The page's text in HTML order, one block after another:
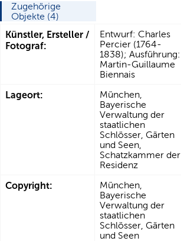
Zugehörige
Objekte (4)
Künstler, Ersteller /
Fotograf:
Entwurf: Charles
Percier (1764-
1838); Ausführung:
Martin-Guillaume
Biennais
Lageort:
München,
Bayerische
Verwaltung der
staatlichen
Schlösser, Gärten
und Seen,
Schatzkammer der
Residenz
Copyright:
München,
Bayerische
Verwaltung der
staatlichen
Schlösser, Gärten
und Seen